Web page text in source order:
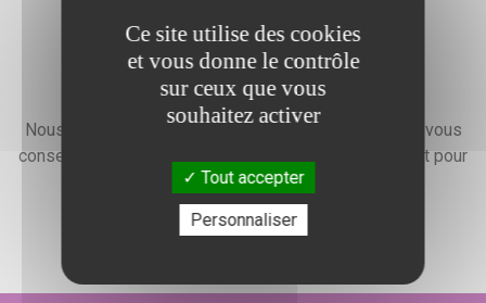
Devis gratuit
Nous faisons preuve d'une grande disponibilité pour vous
conseiller, vous renseigner et élaborer un devis gratuit pour
l'organisation de votre événement.
Ce site utilise des cookies
et vous donne le contrôle
sur ceux que vous
souhaitez activer
Tout accepter
Personnaliser